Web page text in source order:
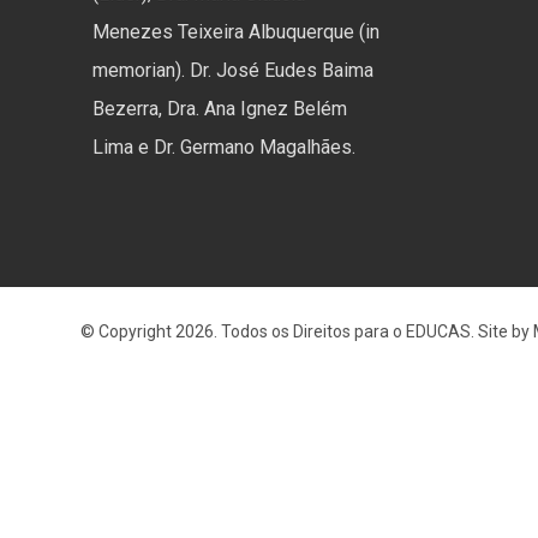
Menezes Teixeira Albuquerque (in
memorian). Dr. José Eudes Baima
Bezerra, Dra. Ana Ignez Belém
Lima e Dr. Germano Magalhães.
© Copyright 2026. Todos os Direitos para o EDUCAS. Site by